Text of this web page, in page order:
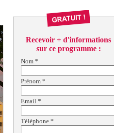
Recevoir + d'informations
sur ce programme :
Nom *
Prénom *
Email *
Téléphone *